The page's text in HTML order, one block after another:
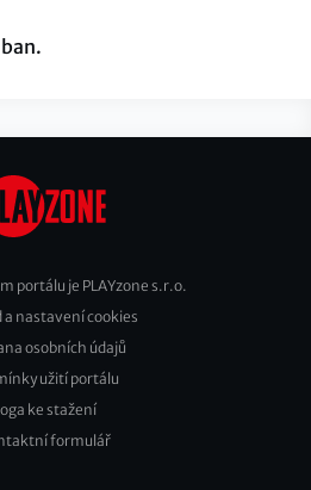
portálu je PLAYzone s.r.o.
a nastavení cookies
osobních údajů
užití portálu
ke stažení
formulář